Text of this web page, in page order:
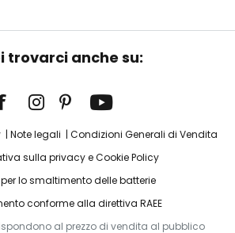
trovarci anche su:
Note legali
Condizioni Generali di Vendita
sulla privacy e Cookie Policy
lo smaltimento delle batterie
conforme alla direttiva RAEE
al prezzo di vendita al pubblico